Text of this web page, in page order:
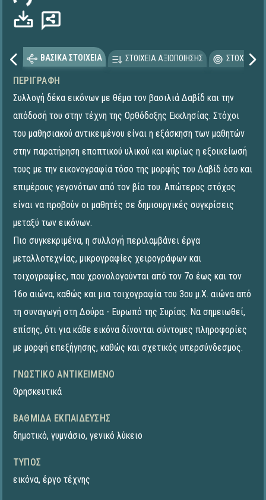
ΒΑΣΙΚΑ ΣΤΟΙΧΕΙΑ ΣΤΟΙΧΕΙΑ ΑΞΙΟΠΟΙΗΣΗΣ
ΠΕΡΙΓΡΑΦΉ
Συλλογή δέκα εικόνων με θέμα τον βασιλιά Δαβίδ και την
απόδοσή του στην τέχνη της Ορθόδοξης Εκκλησίας. Στόχοι
του μαθησιακού αντικειμένου είναι η εξάσκηση των μαθητών
στην παρατήρηση εποπτικού υλικού και κυρίως η εξοικείωσή
τους με την εικονογραφία τόσο της μορφής του Δαβίδ όσο και
επιμέρους γεγονότων από τον βίο του. Απώτερος στόχος
είναι να προβούν οι μαθητές σε δημιουργικές συγκρίσεις
μεταξύ των εικόνων.
Πιο συγκεκριμένα, η συλλογή περιλαμβάνει έργα
μεταλλοτεχνίας, μικρογραφίες χειρογράφων και
τοιχογραφίες, που χρονολογούνται από τον 7ο έως και τον
16ο αιώνα, καθώς και μια τοιχογραφία του 3ου μ.Χ. αιώνα από
τη συναγωγή στη Δούρα - Ευρωπό της Συρίας. Να σημειωθεί,
επίσης, ότι για κάθε εικόνα δίνονται σύντομες πληροφορίες
με μορφή επεξήγησης, καθώς και σχετικός υπερσύνδεσμος.
ΓΝΩΣΤΙΚΌ ΑΝΤΙΚΕΊΜΕΝΟ
Θρησκευτικά
ΒΑΘΜΊΔΑ ΕΚΠΑΊΔΕΥΣΗΣ
δημοτικό, γυμνάσιο, γενικό λύκειο
ΤΎΠΟΣ
εικόνα, έργο τέχνης